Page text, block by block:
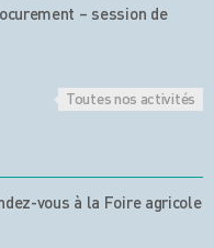
– session de
Toutes nos activités
vous à la Foire agricole